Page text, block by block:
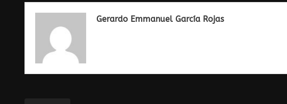
Gerardo Emmanuel García Rojas